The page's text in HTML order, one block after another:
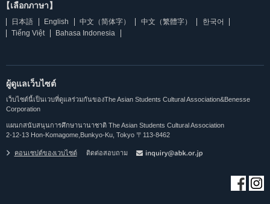
【เลือกภาษา】
日本語 English 中文（简体字） 中文（繁體字）
한국어
Tiếng Việt
Bahasa Indonesia
ผู้ดูแลเว็บไซต์
เว็บไซต์นี้เป็นเวบที่ดูแลร่วมกันของThe Asian Students Cultural Association&Benesse
Corporation
แผนกสนับสนุนการศึกษานานาชาติ The Asian Students Cultural Association
2-12-13 Hon-Komagome,Bunkyo-Ku, Tokyo 〒113-8462
คอนเซปต์ของเวบไซต์ ติดต่อสอบถาม